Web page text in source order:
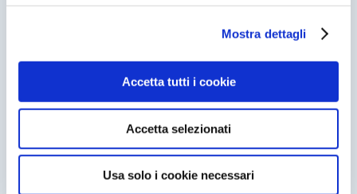
Mostra dettagli
Accetta tutti i cookie
Accetta selezionati
Usa solo i cookie necessari